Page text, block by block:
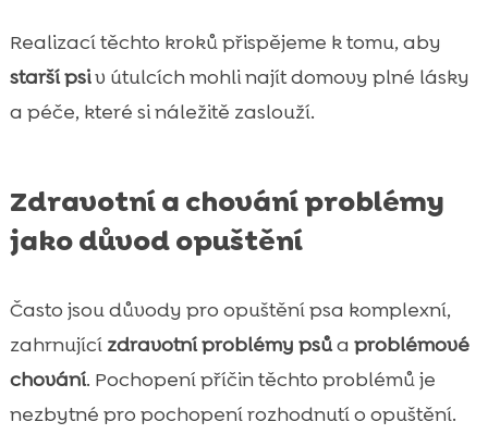
Realizací těchto kroků přispějeme k tomu, aby
starší psiv útulcích mohli najít domovy plné lásky
a péče, které si náležitě zaslouží.
Zdravotní a chování problémy
jako důvod opuštění
Často jsou důvody pro opuštění psa komplexní,
zahrnující zdravotní problémy psůa problémové
chování. Pochopení příčin těchto problémů je
nezbytné pro pochopení rozhodnutí o opuštění.